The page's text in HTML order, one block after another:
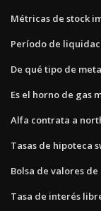
Métricas de stock
Período de
De qué tipo de
Es el horno de gas
Alfa contrata a
Tasas de hipoteca
Bolsa de valores
Tasa de interés